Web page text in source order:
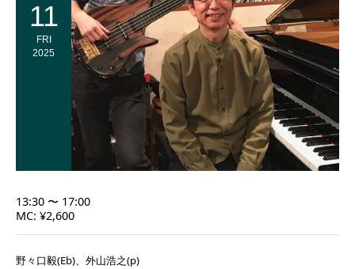
11
FRI
2025
13:30 〜 17:00
MC: ¥2,600
野々口毅(Eb)、外山浩之(p)